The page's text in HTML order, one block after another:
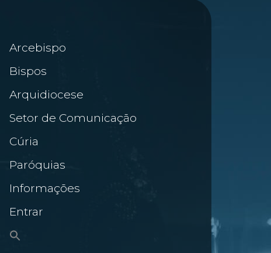
Arcebispo
Bispos
Arquidiocese
Setor de Comunicação
Cúria
Paróquias
Informações
Entrar